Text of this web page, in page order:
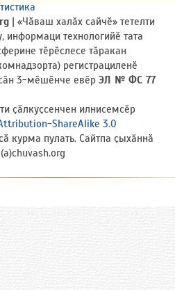
| «Чӑваш халӑх сайчӗ» тетелти
технологийӗ тата
тӗрӗслесе тӑракан
регистрациленӗ
3-мӗшӗнче евӗр ЭЛ № ФС 77
ҫӑлкуҫсенчен илнисемсӗр
ShareAlike 3.0
курма пулать. Сайтпа ҫыхӑннӑ